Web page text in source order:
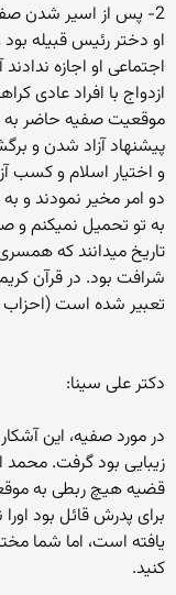
2- پس از اسیر شدن
او دختر رئیس قبیله
اجتماعی او اجازه
ازدواج با افراد عادی
موقعیت صفیه حاضر به
پیشنهاد آزاد شدن و
و اختیار اسلام و کسب
دو امر مخیر نمودند و
به تو تحمیل نمیکنم و
تاریخ میدانند که
شرافت بود. در قرآن
تعبیر شده است (احزاب
دکتر علی سینا:
در مورد صفیه، این
زیبایی بود گرفت. محمد
قضیه هیچ ربطی به
برای پدرش قائل بود
یافته است، اما شما
کنید.